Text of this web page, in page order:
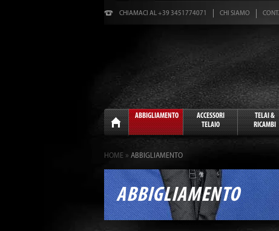
CHIAMACI AL +39 3451774071 CHI SIAMO
Home
ABBIGLIAMENTO
ACCESSORI
TELAIO
TELAI &
RICAMBI
HOME » ABBIGLIAMENTO
ABBIGLIAMENTO